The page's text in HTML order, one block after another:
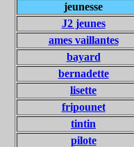
jeunesse
J2 jeunes
ames vaillantes
bayard
bernadette
lisette
fripounet
tintin
pilote